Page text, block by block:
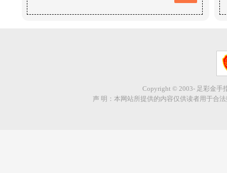
Copyright © 2003- 足彩金手
声 明：本网站所提供的内容仅供读者用于合